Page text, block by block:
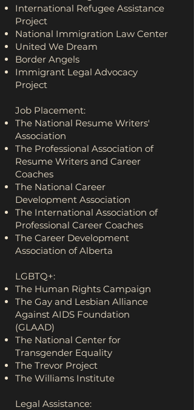
International Refugee Assistance
Project
National Immigration Law Center
United We Dream
Border Angels
Immigrant Legal Advocacy
Project
Job Placement:
The National Resume Writers'
Association
The Professional Association of
Resume Writers and Career
Coaches
The National Career
Development Association
The International Association of
Professional Career Coaches
The Career Development
Association of Alberta
LGBTQ+:
The Human Rights Campaign
The Gay and Lesbian Alliance
Against AIDS Foundation
(GLAAD)
The National Center for
Transgender Equality
The Trevor Project
The Williams Institute
Legal Assistance: